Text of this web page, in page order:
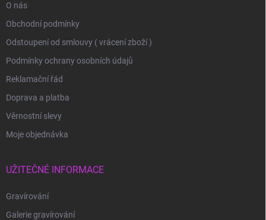
O nás
Obchodní podmínky
Odstoupení od smlouvy ( vrácení zboží )
Podmínky ochrany osobních údajů
Reklamační řád
Doprava a platba
Věrnostní slevy
Moje objednávka
UŽITEČNÉ INFORMACE
Gravírování
Galerie gravírování